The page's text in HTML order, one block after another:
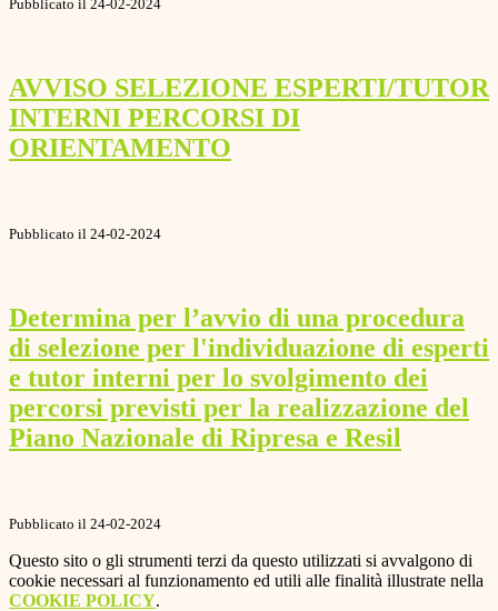
Pubblicato il 24-02-2024
AVVISO SELEZIONE ESPERTI/TUTOR
INTERNI PERCORSI DI
ORIENTAMENTO
Pubblicato il 24-02-2024
Determina per l’avvio di una procedura
di selezione per l'individuazione di esperti
e tutor interni per lo svolgimento dei
percorsi previsti per la realizzazione del
Piano Nazionale di Ripresa e Resil
Pubblicato il 24-02-2024
Questo sito o gli strumenti terzi da questo utilizzati si avvalgono di
cookie necessari al funzionamento ed utili alle finalità illustrate nella
COOKIE POLICY.